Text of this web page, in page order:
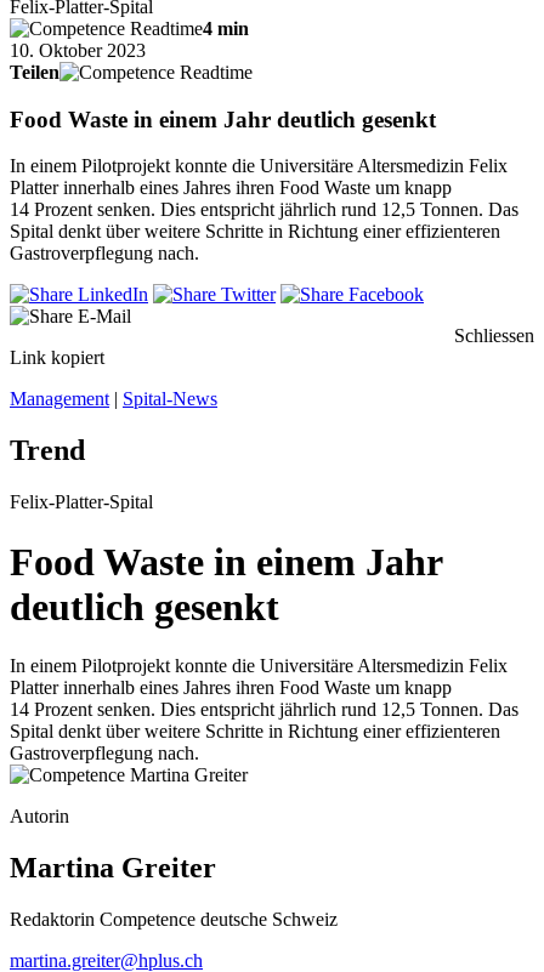
4 min
10. Oktober 2023
Teilen
Food Waste in einem Jahr deutlich gesenkt
In einem Pilotprojekt konnte die Universitäre Altersmedizin Felix
Platter innerhalb eines Jahres ihren Food Waste um knapp
14 Prozent senken. Dies entspricht jährlich rund 12,5 Tonnen. Das
Spital denkt über weitere Schritte in Richtung einer effizienteren
Gastroverpflegung nach.
Link kopiert
Schliessen
Management| Spital-News
Trend
Felix-Platter-Spital
Food Waste in einem Jahr
deutlich gesenkt
In einem Pilotprojekt konnte die Universitäre Altersmedizin Felix
Platter innerhalb eines Jahres ihren Food Waste um knapp
14 Prozent senken. Dies entspricht jährlich rund 12,5 Tonnen. Das
Spital denkt über weitere Schritte in Richtung einer effizienteren
Gastroverpflegung nach.
Autorin
Martina Greiter
Redaktorin Competence deutsche Schweiz
martina.greiter@hplus.ch